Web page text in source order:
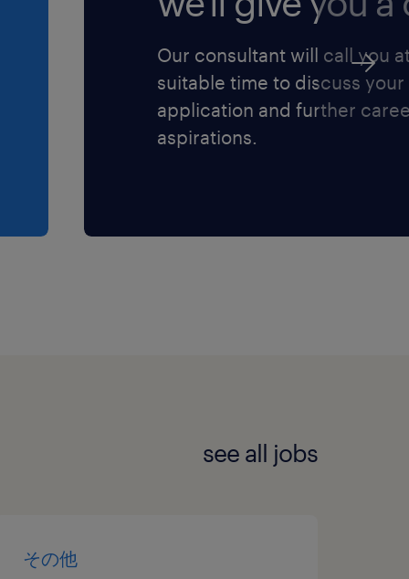
Our consultant will call you
suitable time to discuss your
application and further
aspirations.
see all jobs
その他